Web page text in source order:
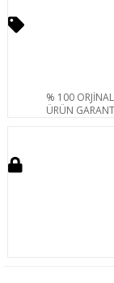
% 100 ORJİNAL
ÜRÜN